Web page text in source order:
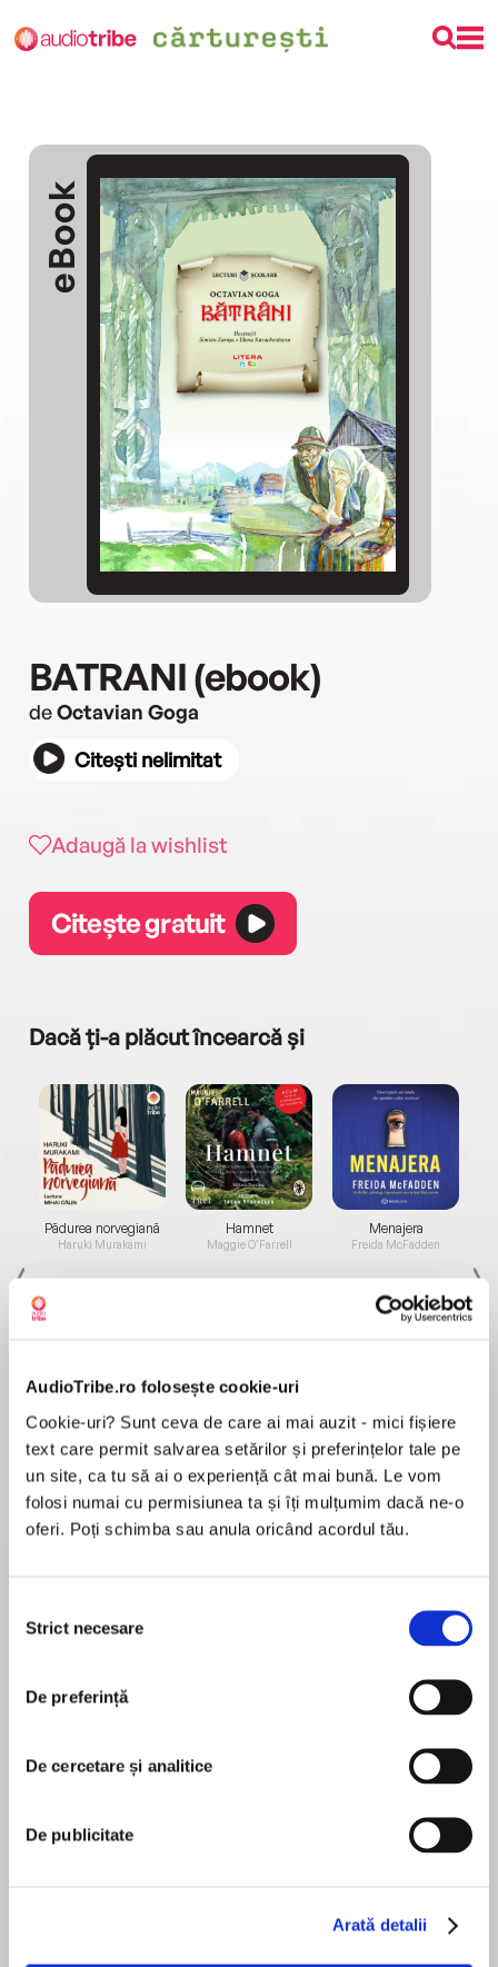
AudioTribe.ro folosește cookie-uri
Cookie-uri? Sunt ceva de care ai mai auzit - mici fișiere
text care permit salvarea setărilor și preferințelor tale pe
un site, ca tu să ai o experiență cât mai bună. Le vom
folosi numai cu permisiunea ta și îți mulțumim dacă ne-o
oferi. Poți schimba sau anula oricând acordul tău.
consimțământului
Strict necesare
De preferință
De cercetare și analitice
De publicitate
Arată detalii
eBook
BATRANI (ebook)
deOctavian Goga
Citești nelimitat
Adaugă la wishlist
Citește gratuit
Dacă ți-a plăcut încearcă și
Pădurea norvegiană
Haruki Murakami
Elita de Argint (Elita
de...
Dani Francis
Hamnet
Maggie O'Farrell
Diavolul se îmbracă de
la...
Lauren Weisberger
Menajera
Freida McFadden
Migdală
Sohn Won-pyung
În această colecţie sunt incluse 100 de titluri
reprezentative din folclorul românesc şi din
recomandate spre lectură elevilor, conform
ISBN 9786303423838
În acest moment nu există recenzii